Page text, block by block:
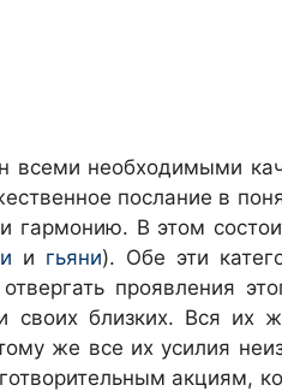
всеми необходимыми
послание в
гармонию. В этом
и гьяни). Обе эти
проявления
близких. Вся их
же все их усилия
акциям,